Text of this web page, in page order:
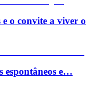
o convite a viver o
espontâneos e…